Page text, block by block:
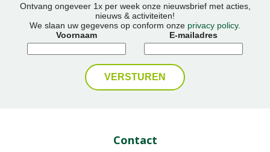
Ontvang ongeveer 1x per week onze nieuwsbrief met acties,
nieuws & activiteiten!
We slaan uw gegevens op conform onze privacy policy.
Voornaam
E-mailadres
Contact